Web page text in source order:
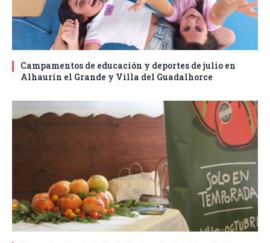
Campamentos de educación y deportes de julio en
Alhaurín el Grande y Villa del Guadalhorce